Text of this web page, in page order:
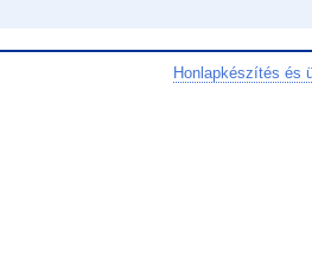
Honlapkészítés és